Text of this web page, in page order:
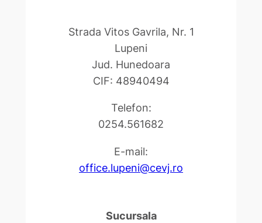
Strada Vitos Gavrila, Nr. 1
Lupeni
Jud. Hunedoara
CIF: 48940494
Telefon:
0254.561682
E-mail:
office.lupeni@cevj.ro
Sucursala